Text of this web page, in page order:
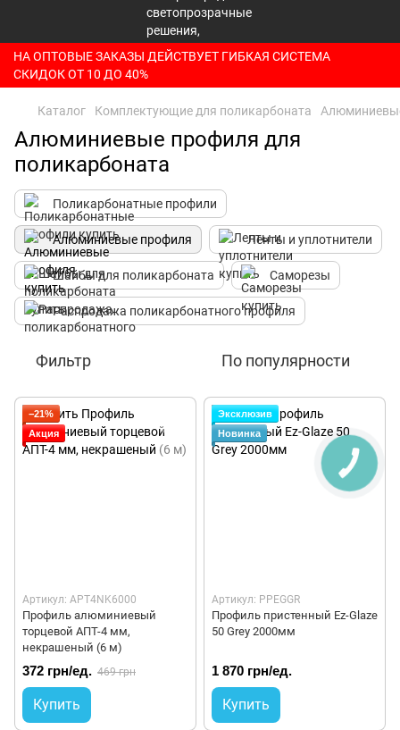
НА ОПТОВЫЕ ЗАКАЗЫ ДЕЙСТВУЕТ ГИБКАЯ СИСТЕМА
СКИДОК ОТ 10 ДО 40%
Каталог Комплектующие для поликарбоната
Алюминиевые профиля для
поликарбоната
Поликарбонатные профили
Алюминиевые профиля Ленты и уплотнители
Шайбы для поликарбоната Саморезы
Распродажа поликарбонатного профиля
Фильтр По популярности
−21%
Акция
Артикул: APT4NK6000
Профиль алюминиевый
торцевой АПТ-4 мм,
некрашеный (6 м)
372 грн/ед. 469 грн
Купить
Эксклюзив
Новинка
Артикул: PPEGGR
Профиль пристенный Ez-Glaze
50 Grey 2000мм
1 870 грн/ед.
Купить